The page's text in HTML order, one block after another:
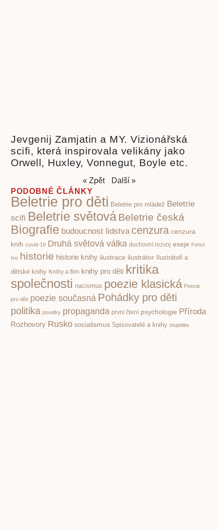
Jevgenij Zamjatin a MY. Vizionářská
scifi, která inspirovala velikány jako
Orwell, Huxley, Vonnegut, Boyle etc.
« Zpět
Další »
PODOBNÉ ČLÁNKY
Beletrie pro děti Beletrie pro mládež Beletrie
scifi Beletrie světováBeletrie česká
Biografie budoucnost lidstva cenzura cenzura
knih covid-19 Druhá světová válka duchovní rozvoj eseje Fencl
Ivo historie historie knihy ilustrace ilustrátor
Ilustrátoři a
dětské knihy Knihy a film knihy pro děti kritika
společnosti nacismus poezie klasická Poezie
pro děti poezie současná Pohádky pro děti
politika povidky propaganda první čtení psychologie Příroda
Rozhovory Rusko socialismus Spisovatelé a knihy stupidita